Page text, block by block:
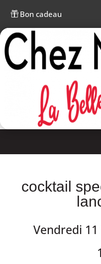
Bon cadeau
cocktail
Vendredi